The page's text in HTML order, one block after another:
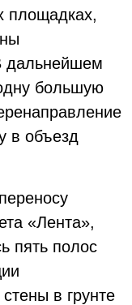
площадках,
дальнейшем
большую
в объезд
«Лента»,
пять полос
в грунте